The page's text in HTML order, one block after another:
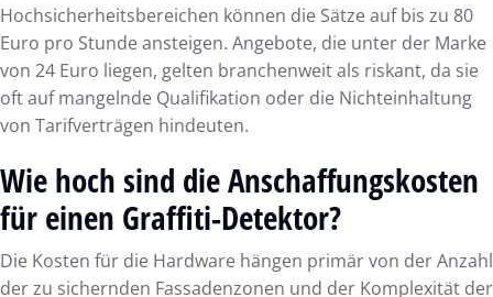
Hochsicherheitsbereichen können die Sätze auf bis zu 80
Euro pro Stunde ansteigen. Angebote, die unter der Marke
von 24 Euro liegen, gelten branchenweit als riskant, da sie
oft auf mangelnde Qualifikation oder die Nichteinhaltung
von Tarifverträgen hindeuten.
Wie hoch sind die Anschaffungskosten
für einen Graffiti-Detektor?
Die Kosten für die Hardware hängen primär von der Anzahl
der zu sichernden Fassadenzonen und der Komplexität der